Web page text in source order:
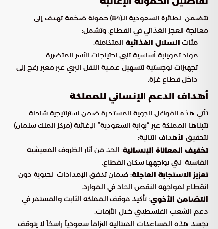
تتضمن الطائرة السعودية الـ(84) حمولة ضخمة تهدف إلى
معالجة العجز الغذائي في القطاع، وتشمل:
مئات السلال الغذائية المتكاملة.
مواد تموينية أساسية تلبي احتياجات الأسر المتضررة.
تجهيزات لوجستية لتسهيل عملية النقل البري عبر معبر رفح إلى
داخل قطاع غزة.
أهداف الدعم الإنساني للمملكة
تأتي هذه القوافل الجوية المستمرة ضمن استراتيجية شاملة
تتبناها المملكة عبر “بوابة السعودية” الإغاثية (مركز الملك سلمان)
لتحقيق الأهداف التالية:
تخفيف المعاناة الإنسانية: الحد من آثار الظروف المعيشية
القاسية التي يواجهها سكان القطاع.
تعزيز الاستجابة العاجلة: ضمان تدفق الإمدادات الحيوية دون
انقطاع لمواجهة النقص الحاد في الموارد.
التضامن الأخوي: تأكيد موقف المملكة الثابت والمستمر في
دعم الشعب الفلسطيني خلال الأزمات.
تجسد هذه المساعدات المتتالية التزاماً سعودياً راسخاً لا يتوقف